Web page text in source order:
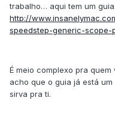
trabalho… aqui tem um guia:
http://
speedstep-generic-scope-
É meio complexo pra
acho que o guia já está
sirva pra ti.